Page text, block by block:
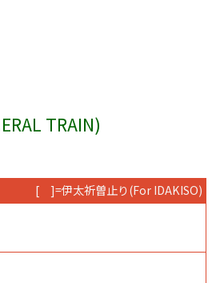
TRAIN)
[ ]=伊太祈曽止り(For IDAKISO)